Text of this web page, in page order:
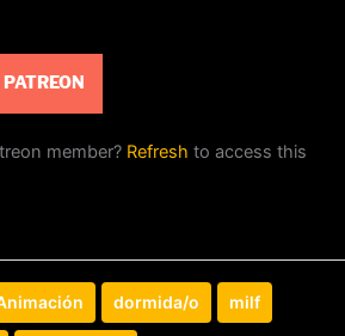
member? Refresh to access this
dormida/o milf